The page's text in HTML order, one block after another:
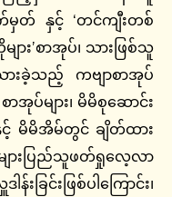
တ် နှင့် ‘တင်ကျီးတစ်
ား’စာအုပ်၊ သားဖြစ်သူ
ားခဲ့သည့် ကဗျာစာအုပ်
အုပ်များ၊ မိမိစုဆောင်း
င့် မိမိအိမ်တွင် ချိတ်ထား
ျားပြည်သူဖတ်ရှုလေ့လာ
းဖြစ်ပါကြောင်း၊